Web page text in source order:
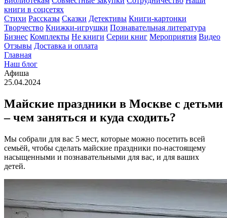
книги в соцсетях
Стихи Рассказы Сказки Детективы Книги-картонки
Творчество Книжки-игрушки Познавательная литература
Бизнес Комплекты Не книги Серии книг Мероприятия Видео
Отзывы Доставка и оплата
Главная
Наш блог
Афиша
25.04.2024
Майские праздники в Москве с детьми
– чем заняться и куда сходить?
Мы собрали для вас 5 мест, которые можно посетить всей
семьёй, чтобы сделать майские праздники по-настоящему
насыщенными и познавательными для вас, и для ваших
детей.